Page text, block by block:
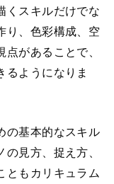
くスキルだけでな
り、色彩構成、空
があることで、
るようになりま
の基本的なスキル
見方、捉え方、
ともカリキュラム